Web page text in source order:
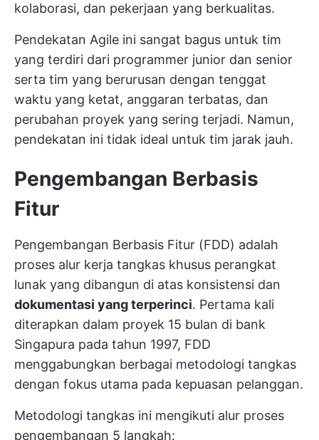
kolaborasi, dan pekerjaan yang berkualitas.
Pendekatan Agile ini sangat bagus untuk tim
yang terdiri dari programmer junior dan senior
serta tim yang berurusan dengan tenggat
waktu yang ketat, anggaran terbatas, dan
perubahan proyek yang sering terjadi. Namun,
pendekatan ini tidak ideal untuk tim jarak jauh.
Pengembangan Berbasis
Fitur
Pengembangan Berbasis Fitur (FDD) adalah
proses alur kerja tangkas khusus perangkat
lunak yang dibangun di atas konsistensi dan
dokumentasi yang terperinci. Pertama kali
diterapkan dalam proyek 15 bulan di bank
Singapura pada tahun 1997, FDD
menggabungkan berbagai metodologi tangkas
dengan fokus utama pada kepuasan pelanggan.
Metodologi tangkas ini mengikuti alur proses
pengembangan 5 langkah: